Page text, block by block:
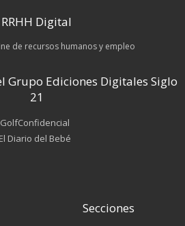
RRHH Digital
de recursos humanos y empleo
Grupo Ediciones Digitales Siglo
21
GolfConfidencial
El Diario del Bebé
Secciones